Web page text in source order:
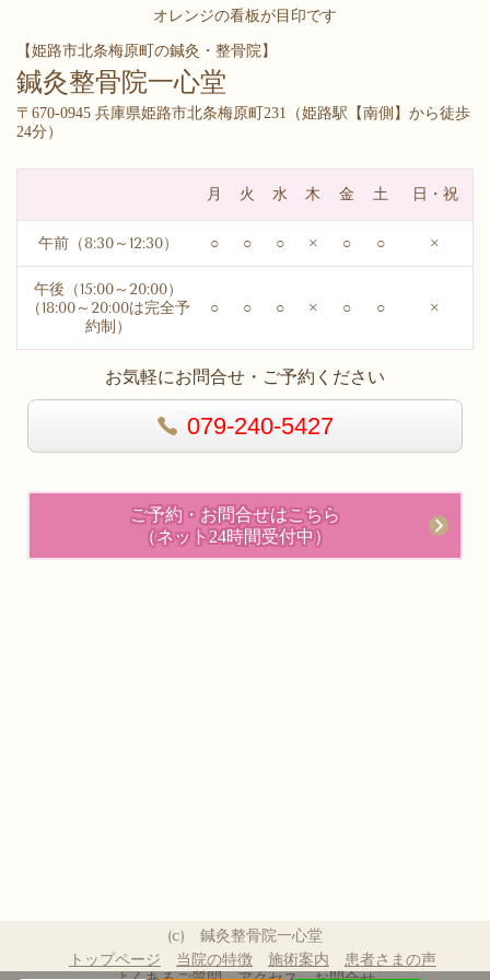
オレンジの看板が目印です
【姫路市北条梅原町の鍼灸・整骨院】
鍼灸整骨院一心堂
〒670-0945 兵庫県姫路市北条梅原町231（姫路駅【南側】から徒歩
24分）
月 火 水 木 金 土 日・祝
午前（8:30～12:30） ○ ○ ○ × ○ ○ ×
午後（15:00～20:00）
（18:00～20:00は完全予
約制）
○ ○ ○ × ○ ○ ×
お気軽にお問合せ・ご予約ください
079-240-5427
ご予約・お問合せはこちら
（ネット24時間受付中）
(c) 鍼灸整骨院一心堂
トップページ
当院の特徴 施術案内
患者さまの声